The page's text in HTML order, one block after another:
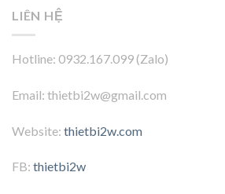
LIÊN HỆ
Hotline: 0932.167.099 (Zalo)
Email: thietbi2w@gmail.com
Website: thietbi2w.com
FB: thietbi2w